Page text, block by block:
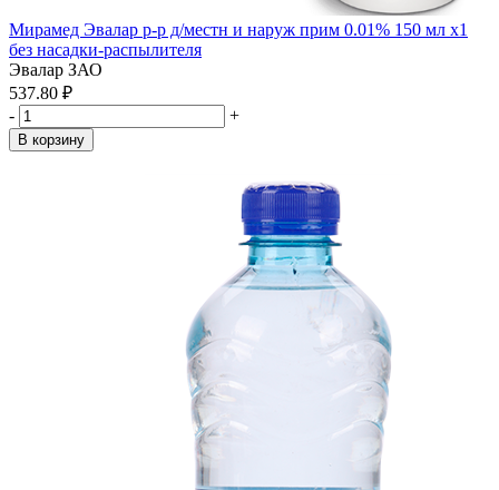
Мирамед Эвалар р-р д/местн и наруж прим 0.01% 150 мл x1
без насадки-распылителя
Эвалар ЗАО
537.80 ₽
-
+
В корзину